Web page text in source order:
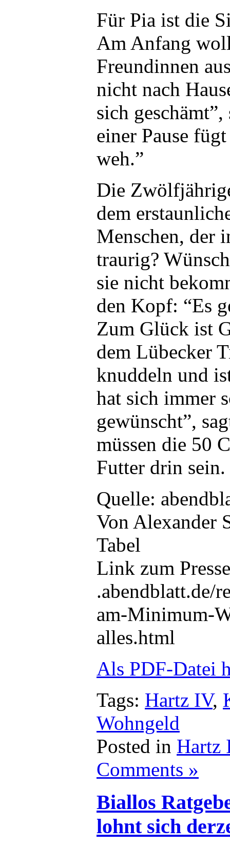
Für Pia ist die
Am Anfang
Freundinnen
nicht nach
sich
einer Pause
weh.”
Die
dem
Menschen, der
traurig?
sie nicht
den Kopf: “Es
Zum Glück ist
dem Lübecker
knuddeln und
hat sich immer
gewünscht”,
müssen die 50
Futter drin sein.
Quelle:
Von Alexander
Tabel
Link zum
.abendblatt.de/
am-Minimum-
alles.html
Als PDF-Datei
Tags: Hartz IV,
Wohngeld
Posted in Hartz
Comments »
Biallos
lohnt sich